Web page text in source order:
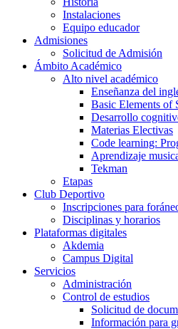
Instalaciones
Equipo educador
Admisiones
Solicitud de Admisión
Ámbito Académico
Alto nivel académico
Enseñanza del
Basic Elements of
Desarrollo
Materias Electivas
Code learning:
Aprendizaje
Tekman
Etapas
Club Deportivo
Inscripciones para
Disciplinas y horarios
Plataformas digitales
Akdemia
Campus Digital
Servicios
Administración
Control de estudios
Solicitud de
Información para